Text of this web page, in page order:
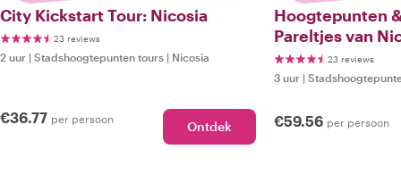
City Kickstart Tour: Nicosia
23 reviews
2 uur | Stadshoogtepunten tours | Nicosia
€36.77 per persoon Ontdek
Hoogtepunten
Pareltjes van
23 reviews
3 uur |
€59.56 per persoon